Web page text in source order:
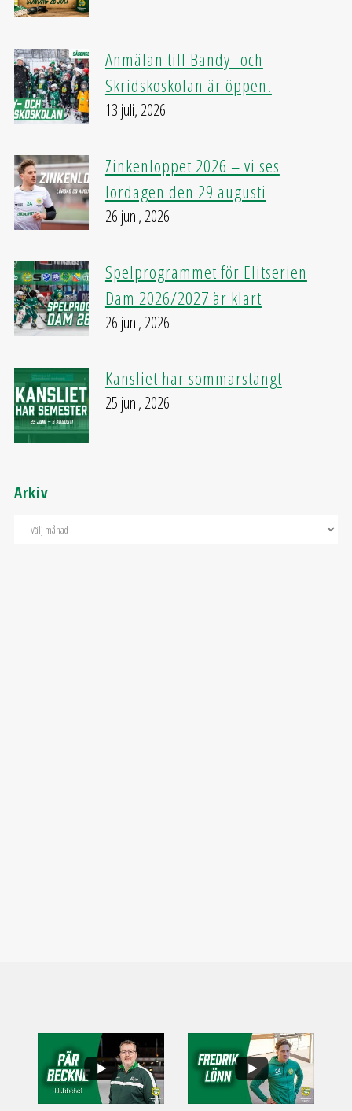
Anmälan till Bandy- och
Skridskoskolan är öppen!
13 juli, 2026
Zinkenloppet 2026 – vi ses
lördagen den 29 augusti
26 juni, 2026
Spelprogrammet för Elitserien
Dam 2026/2027 är klart
26 juni, 2026
Kansliet har sommarstängt
25 juni, 2026
Arkiv
6
0